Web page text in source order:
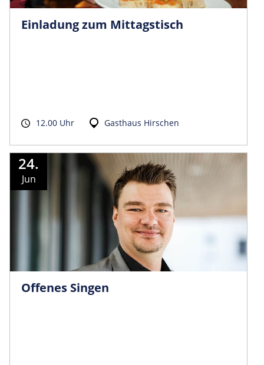
Einladung zum Mittagstisch
12.00 Uhr Gasthaus Hirschen
24.
Jun
Offenes Singen